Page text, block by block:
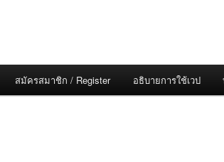
สมัครสมาชิก / Register อธิบายการใช้เวป